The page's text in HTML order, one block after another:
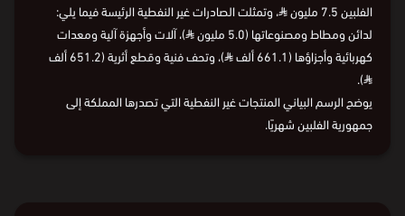
الفلبين 7.5 مليون
⃁، وتمثلت الصادرات غير النفطية الرئيسة فيما يلي:
لدائن ومطاط ومصنوعاتها (5.0 مليون
⃁)، آلات وأجهزة آلية ومعدات
كهربائية وأجزاؤها (661.1 ألف
⃁)، وتحف فنية وقطع أثرية (651.2 ألف
⃁
).
يوضح الرسم البياني المنتجات غير النفطية التي تصدرها المملكة إلى
جمهورية الفلبين شهريًا.